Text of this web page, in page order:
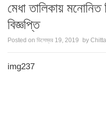
মেধা তালিকায় মনোনিত
বিজ্ঞপ্তি
Posted on ডিসেম্বর 19, 2019 by
img237